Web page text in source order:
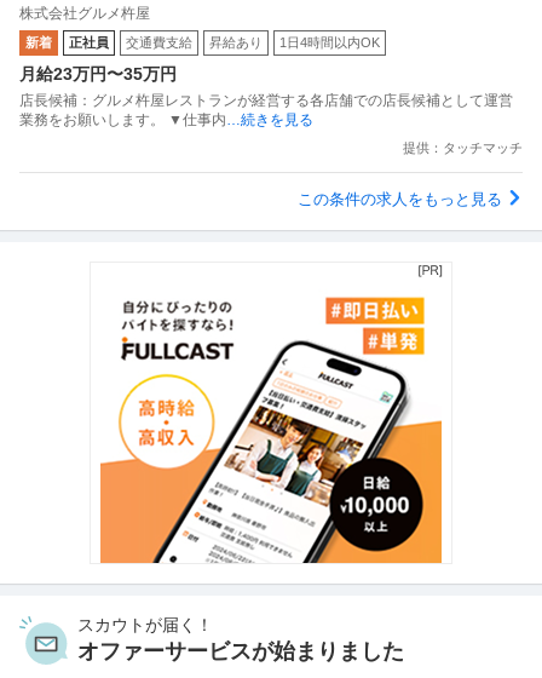
株式会社グルメ杵屋
新着 正社員 交通費支給 昇給あり 1日4時間以内OK
月給23万円〜35万円
店長候補：グルメ杵屋レストランが経営する各店舗での店長候補として運営
業務をお願いします。 ▼仕事内 …続きを見る
提供：タッチマッチ
この条件の求人をもっと見る
スカウトが届く！
オファーサービスが始まりました